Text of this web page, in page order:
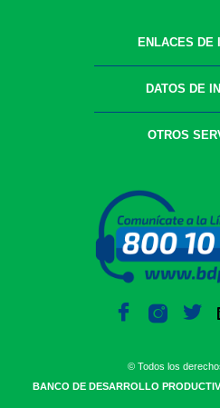
ENLACES DE
DATOS DE
OTROS
© Todos los
BANCO DE DESARROLLO